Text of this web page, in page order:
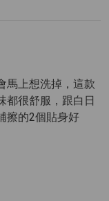
馬上想洗掉，這款
都很舒服，跟白日
擦的2個貼身好